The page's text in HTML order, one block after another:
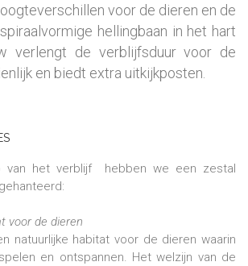
voor de dieren en de
hellingbaan in het hart
verlengt de verblijfsduur voor de
en biedt extra uitkijkposten.
van het verblijf hebben we een zestal
voor de dieren
natuurlijke habitat voor de dieren waarin
en ontspannen. Het welzijn van de